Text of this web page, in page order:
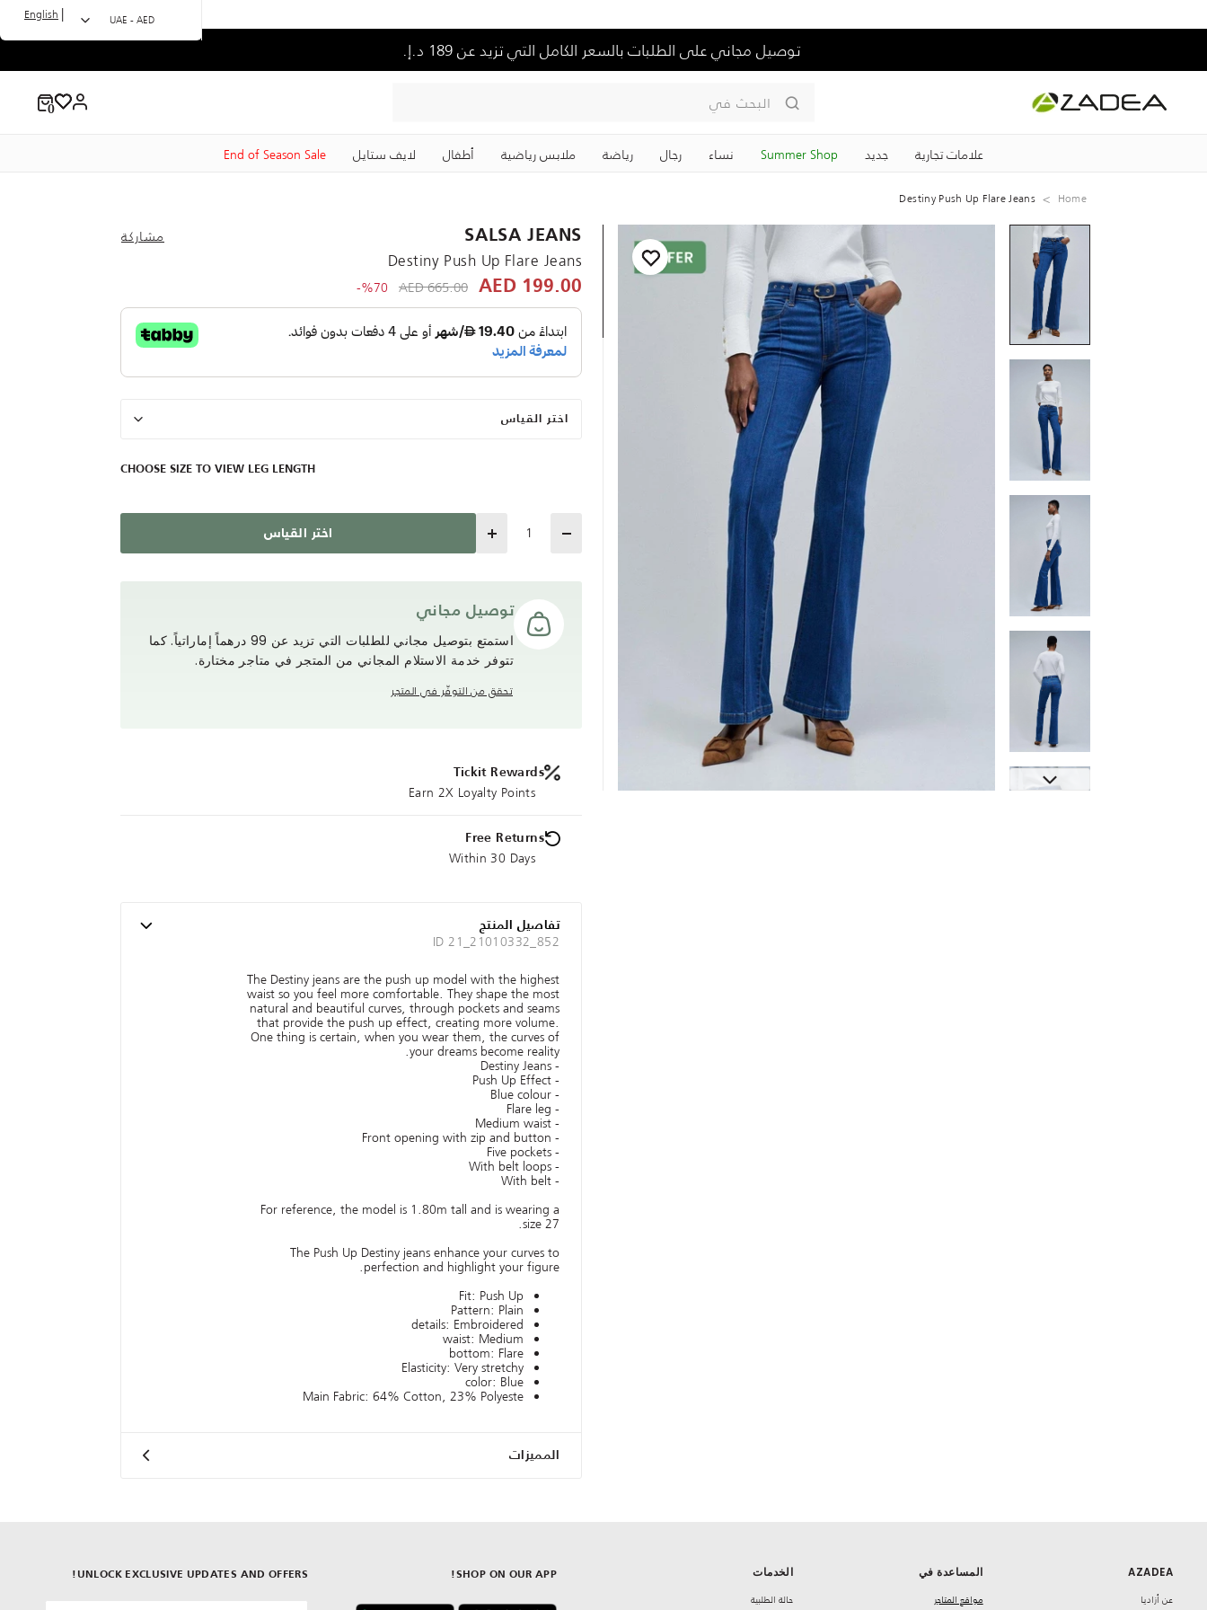
توصيل مجاني على الطلبات بالسعر الكامل التي تزيد عن 189 د.إ.
البحث في
علامات تجارية جديد Summer Shop نساء رجال رياضة ملابس رياضية ‏أطفال لايف ستايل End of Season Sale
UAE - AED
|
English
Home
Destiny Push Up Flare Jeans
SALSA JEANS مشاركة
Destiny Push Up Flare Jeans
199.00 AED
Price reduced from
665.00 AED
to 199.00 AED
%70-
اختر القياس
CHOOSE SIZE TO VIEW LEG LENGTH
Quantity اختر القياس
توصيل مجاني
استمتع بتوصيل مجاني للطلبات التي تزيد عن 99 درهماً إماراتياً. كما
تتوفر خدمة الاستلام المجاني من المتجر في متاجر مختارة.
تحقق من التوفّر في المتجر
Tickit Rewards
Earn 2X Loyalty Points
Free Returns
Within 30 Days
تفاصيل المنتج
ID 21_21010332_852
The Destiny jeans are the push up model with the highest
waist so you feel more comfortable. They shape the most
natural and beautiful curves, through pockets and seams
that provide the push up effect, creating more volume.
One thing is certain, when you wear them, the curves of
your dreams become reality.
- Destiny Jeans
- Push Up Effect
- Blue colour
- Flare leg
- Medium waist
- Front opening with zip and button
- Five pockets
- With belt loops
- With belt
For reference, the model is 1.80m tall and is wearing a
size 27.
The Push Up Destiny jeans enhance your curves to
perfection and highlight your figure.
Fit: Push Up
Pattern: Plain
details: Embroidered
waist: Medium
bottom: Flare
Elasticity: Very stretchy
color: Blue
Main Fabric: 64% Cotton, 23% Polyeste
المميزات
AZADEA
‏عن أزاديا
المساعدة في
مواقع المتاجر
الخدمات
حالة الطلبية
SHOP ON OUR APP!
UNLOCK EXCLUSIVE UPDATES AND OFFERS!